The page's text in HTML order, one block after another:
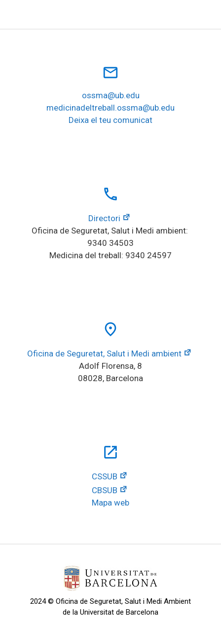
mail_outline
ossma@ub.edu
medicinadeltreball.ossma@ub.edu
Deixa el teu comunicat
local_phone
Directori
Oficina de Seguretat, Salut i Medi ambient:
9340 34503
Medicina del treball: 9340 24597
place
Oficina de Seguretat, Salut i Medi ambient
Adolf Florensa, 8
08028, Barcelona
open_in_new
CSSUB
CBSUB
Mapa web
2024 © Oficina de Seguretat, Salut i Medi Ambient
de la Universitat de Barcelona